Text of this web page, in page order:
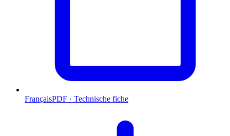
FrançaisPDF · Technische fiche